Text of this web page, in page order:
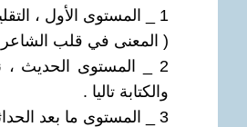
1 _ المستوى الأول ، التقليدي ، يتمحور حول المتكلم أو الكاتب .
( المعنى في قلب الشاعر
2 _ المستوى الحديث ،
والكتابة تاليا .
3 _ المستوى ما بعد الحداثي ، يتمحور حول اللغة .